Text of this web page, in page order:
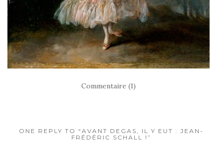
Commentaire (1)
ONE REPLY TO “AVANT DEGAS, IL Y EUT : JEAN-
FRÉDÉRIC SCHALL !”